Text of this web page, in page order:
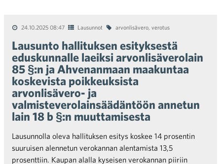
24.10.2025 08:47 Lausunnot arvonlisävero, verotus
Lausunto hallituksen esityksestä
eduskunnalle laeiksi arvonlisäverolain
85 §:n ja Ahvenanmaan maakuntaa
koskevista poikkeuksista
arvonlisävero- ja
valmisteverolainsäädäntöön annetun
lain 18 b §:n muuttamisesta
Lausunnolla oleva hallituksen esitys koskee 14 prosentin
suuruisen alennetun verokannan alentamista 13,5
prosenttiin. Kaupan alalla kyseisen verokannan piiriin